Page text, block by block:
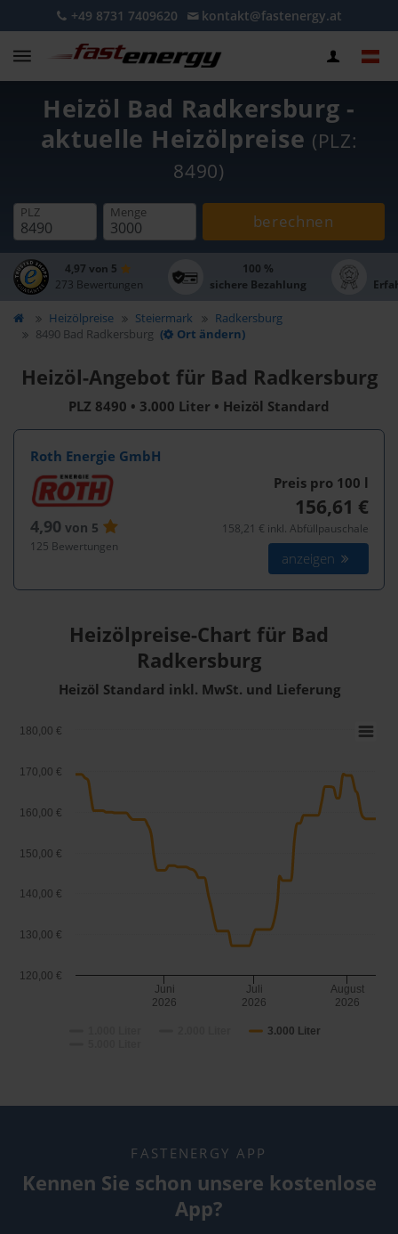
+49 8731 7409620 kontakt@fastenergy.at
Heizöl Bad Radkersburg -
aktuelle Heizölpreise (PLZ:
8490)
PLZ Menge berechnen
4,97 von 5
273 Bewertungen
100 %
sichere Bezahlung
Heizölpreise Steiermark
Radkersburg
8490 Bad Radkersburg ( Ort ändern)
Heizöl-Angebot für Bad Radkersburg
PLZ 8490 • 3.000 Liter • Heizöl Standard
Roth Energie GmbH
4,90 von 5
125 Bewertungen
Preis pro 100 l
156,61 €
158,21 € inkl. Abfüllpauschale
anzeigen
Heizölpreise-Chart für Bad
Radkersburg
Heizöl Standard inkl. MwSt. und Lieferung
3.000 Liter
Juni
2026
Juli
2026
August
2026
120,00 €
130,00 €
140,00 €
150,00 €
160,00 €
170,00 €
180,00 €
FASTENERGY APP
Kennen Sie schon unsere kostenlose
App?